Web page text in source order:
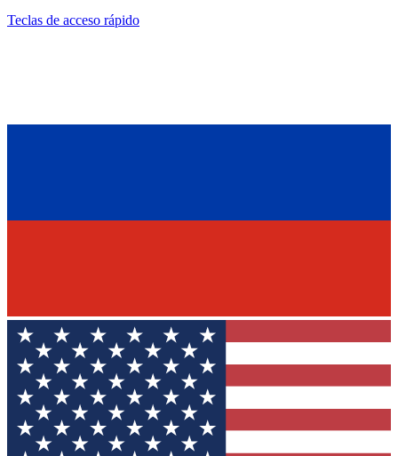
Teclas de acceso rápido